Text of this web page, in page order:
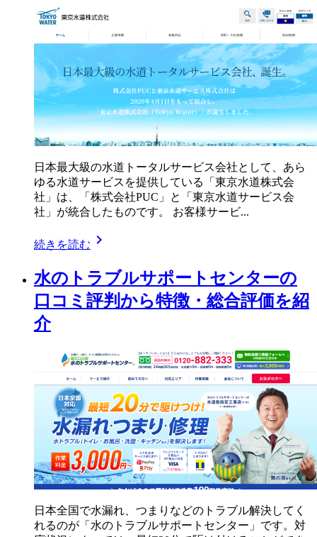
日本最大級の水道トータルサービス会社として、あら
ゆる水道サービスを提供している「東京水道株式会
社」は、「株式会社PUC」と「東京水道サービス会
社」が統合したものです。 お客様サービ...
続きを読む chevron_right
水のトラブルサポートセンターの
口コミ評判から特徴・総合評価を紹
介
日本全国で水漏れ、つまりなどのトラブル解決してく
れるのが「水のトラブルサポートセンター」です。対